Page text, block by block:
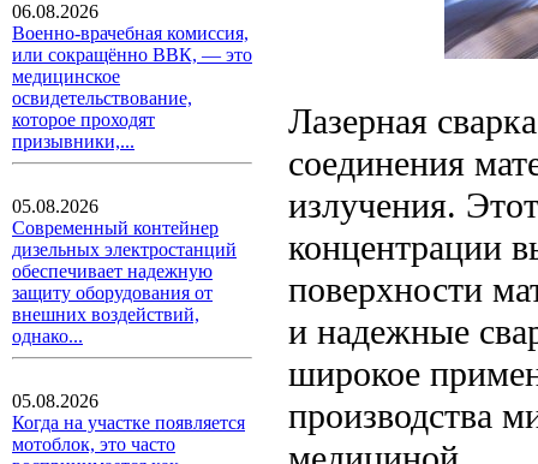
06.08.2026
Военно-врачебная комиссия,
или сокращённо ВВК, — это
медицинское
освидетельствование,
которое проходят
призывники,...
05.08.2026
Современный контейнер
дизельных электростанций
обеспечивает надежную
защиту оборудования от
внешних воздействий,
однако...
05.08.2026
Когда на участке появляется
мотоблок, это часто
Лазерная
соединения
излучения.
концентрации
поверхности
и надежные
широкое
производства